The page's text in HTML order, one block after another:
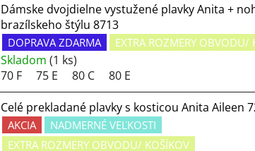
Dámske dvojdielne vystužené plavky Anita +
brazílskeho štýlu 8713
DOPRAVA ZDARMA EXTRA ROZMERY OBVODU/
Skladom (1 ks)
70 F
75 E 80 C 80 E
Celé prekladané plavky s kosticou Anita Aileen
AKCIA
NADMERNÉ VEĽKOSTI
EXTRA ROZMERY OBVODU/ KOŠÍKOV